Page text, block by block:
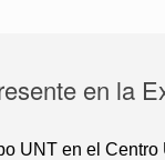
en la
UNT en el